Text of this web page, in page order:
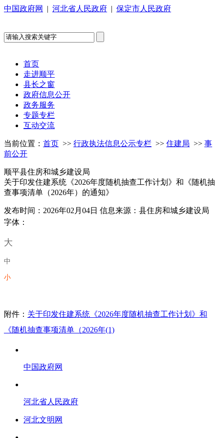
中国政府网 | 河北省人民政府 | 保定市人民政府
首页
走进顺平
县长之窗
政府信息公开
政务服务
专题专栏
互动交流
当前位置： 首页 >> 行政执法信息公示专栏 >> 住建局 >> 事
前公开
顺平县住房和城乡建设局
关于印发住建系统《2026年度随机抽查工作计划》和《随机抽
查事项清单（2026年）的通知》
发布时间：2026年02月04日 信息来源：县住房和城乡建设局
字体：
大
中
小
附件： 关于印发住建系统《2026年度随机抽查工作计划》和
《随机抽查事项清单（2026年(1)
中国政府网
河北省人民政府
河北文明网